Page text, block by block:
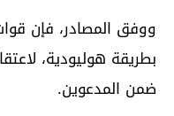
ووفق المصادر، فإن
بطريقة هوليودية،
ضمن المدعوين.